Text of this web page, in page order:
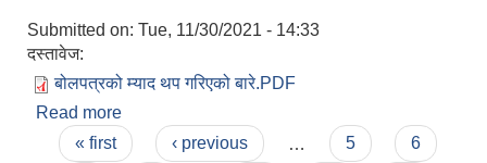
Submitted on: Tue, 11/30/2021 - 14:33
दस्तावेज:
बोलपत्रको म्याद थप गरिएको बारे.PDF
Read more
Pages
« first ‹ previous 5
6